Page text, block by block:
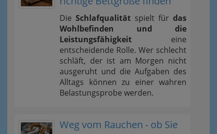
Die Schlafqualität spielt für das
Wohlbefinden und die
Leistungsfähigkeit eine
entscheidende Rolle. Wer schlecht
schläft, der ist am Morgen nicht
ausgeruht und die Aufgaben des
Alltags können zu einer wahren
Belastungsprobe werden.
Weg vom Rauchen - ob Sie